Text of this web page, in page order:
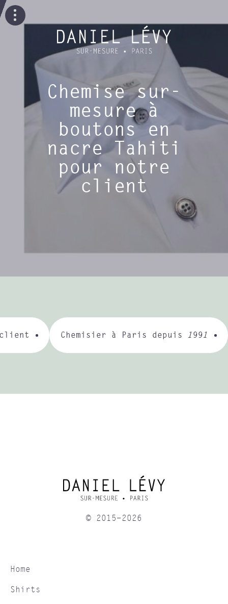
Chemise sur-
mesure à
boutons en
nacre Tahiti
pour notre
client
Chemisier à Paris depuis 1991
© 2015-2026
Home
Shirts